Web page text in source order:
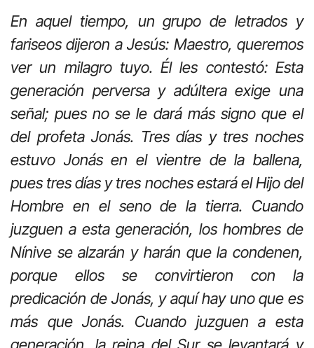
En aquel tiempo, un grupo de letrados y
fariseos dijeron a Jesús: Maestro, queremos
ver un milagro tuyo. Él les contestó: Esta
generación perversa y adúltera exige una
señal; pues no se le dará más signo que el
del profeta Jonás. Tres días y tres noches
estuvo Jonás en el vientre de la ballena,
pues tres días y tres noches estará el Hijo del
Hombre en el seno de la tierra. Cuando
juzguen a esta generación, los hombres de
Nínive se alzarán y harán que la condenen,
porque ellos se convirtieron con la
predicación de Jonás, y aquí hay uno que es
más que Jonás. Cuando juzguen a esta